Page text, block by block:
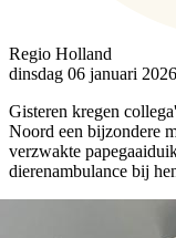
Regio Holland
dinsdag 06 januari 2026
Gisteren kregen
Noord een bijzondere
verzwakte
dierenambulance bij